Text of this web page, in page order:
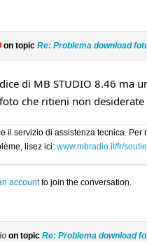
on topic Re: Problema download
di MB STUDIO 8.46 ma
che ritieni non
il servizio di assistenza tecnica.
lisez ici: www.mbradio.it/fr/
accountto join the conversation.
on topic Re: Problema download